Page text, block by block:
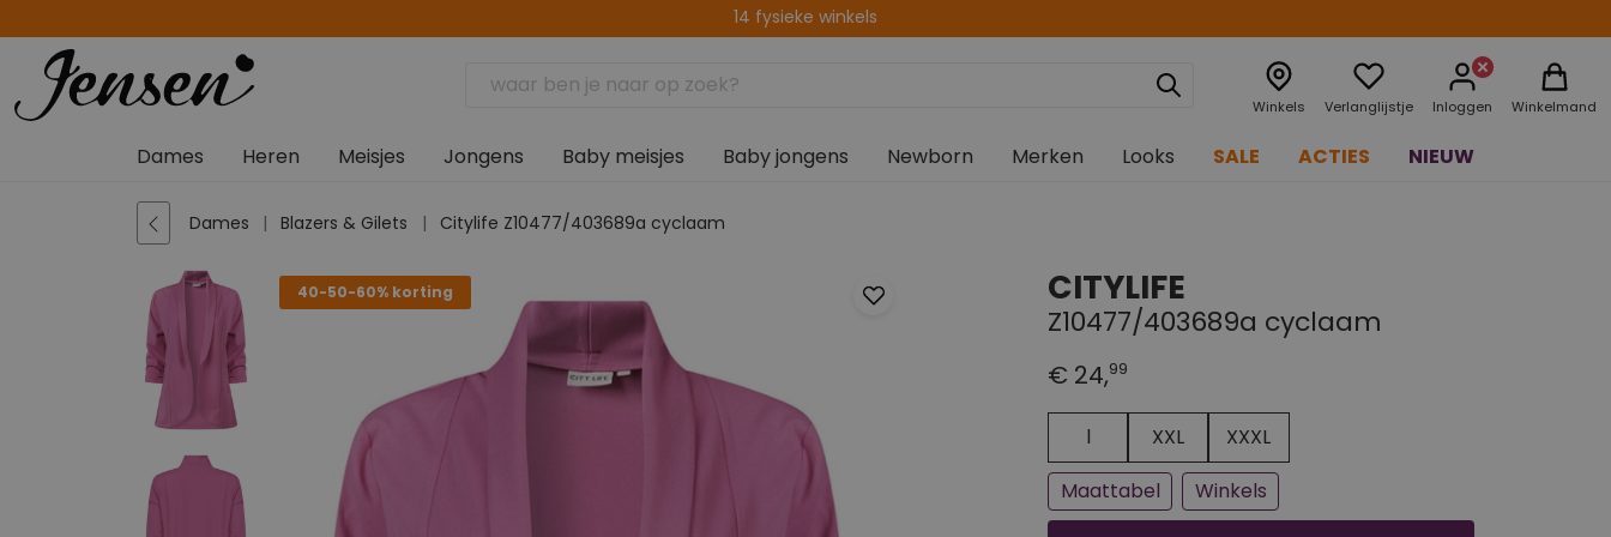
Gratis verzenden vanaf € 75,00
Winkels Verlanglijstje Inloggen Winkelmand
Dames Heren Meisjes Jongens Baby meisjes Baby jongens Newborn Merken Looks SALE ACTIES NIEUW
Dames Blazers & Gilets Citylife Z10477/403689a cyclaam
40-50-60% korting CITYLIFE
Z10477/403689a cyclaam
€ 24,99
Een paar stuks op voorraad
Bijna uitverkocht
l XXL
XXXL
Maattabel
Winkels